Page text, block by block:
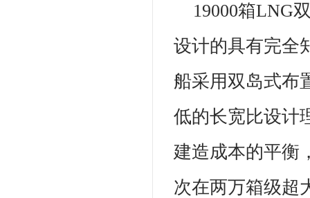
19000箱LNG
设计的具有完全
船采用双岛式布
低的长宽比设计
建造成本的平衡
次在两万箱级超